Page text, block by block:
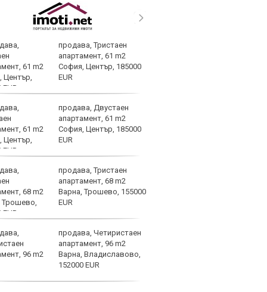
продава, Тристаен
апартамент, 61 m2
София, Център, 185000
EUR
продава, Двустаен
апартамент, 61 m2
София, Център, 185000
EUR
продава, Тристаен
апартамент, 68 m2
Варна, Трошево, 155000
EUR
продава, Четиристаен
апартамент, 96 m2
Варна, Владиславово,
152000 EUR